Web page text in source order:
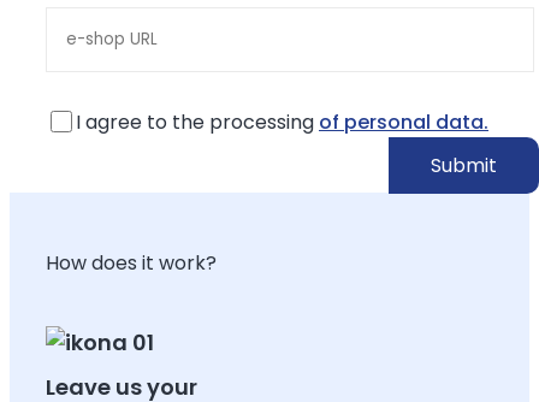
I agree to the processing of personal data.
How does it work?
Leave us your